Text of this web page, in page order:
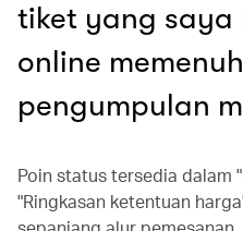
tiket yang saya
online
pengumpulan
Poin status tersedia dalam
"Ringkasan ketentuan